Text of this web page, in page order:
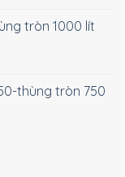
tròn 1000 lít
thùng tròn 750